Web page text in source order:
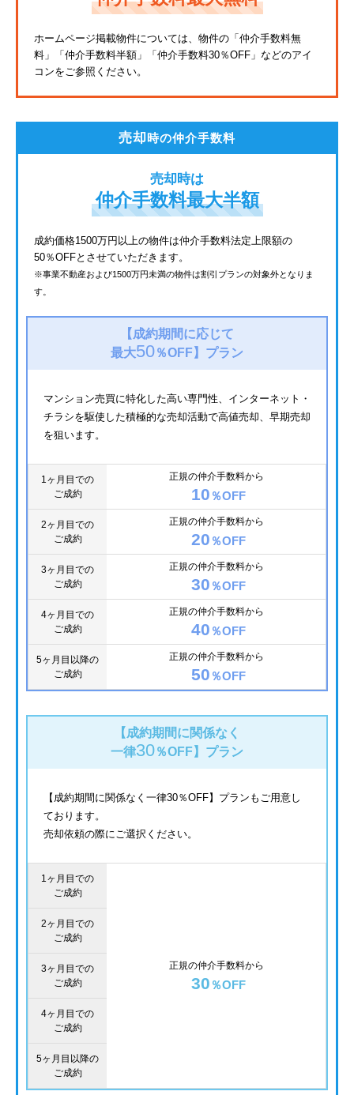
東武東上線
JR鶴見線
京成金町線
ホームページ掲載物件については、物件の「仲介手数料無
料」
「仲介手数料半額」「仲介手数料30％OFF」などのアイ
コンをご参照ください。
売却時の仲介手数料
売却時は
仲介手数料最大半額
成約価格1500万円以上の物件は仲介手数料法定上限額の
50％OFFとさせていただきます。
※事業不動産および1500万円未満の物件は割引プランの対象外となりま
す。
【成約期間に応じて
最大50％OFF】 プラン
マンション売買に特化した高い専門性、インターネット・
チラシを駆使した積極的な売却活動で高値売却、早期売却
を狙います。
1ヶ月目での
ご成約
正規の仲介手数料から
10 ％OFF
2ヶ月目での
ご成約
正規の仲介手数料から
20 ％OFF
3ヶ月目での
ご成約
正規の仲介手数料から
30 ％OFF
4ヶ月目での
ご成約
正規の仲介手数料から
40 ％OFF
5ヶ月目以降の
ご成約
正規の仲介手数料から
50 ％OFF
【成約期間に関係なく
一律30％OFF】 プラン
【成約期間に関係なく一律30％OFF】プランもご用意し
ております。
売却依頼の際にご選択ください。
1ヶ月目での
ご成約
正規の仲介手数料から
30 ％OFF
2ヶ月目での
ご成約
3ヶ月目での
ご成約
4ヶ月目での
ご成約
5ヶ月目以降の
ご成約